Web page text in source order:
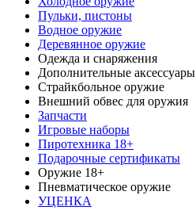
Пульки, пистоны
Водное оружие
Деревянное оружие
Одежда и снаряжения
Дополнительные аксессуары
Страйкбольное оружие
Внешний обвес для оружия
Запчасти
Игровые наборы
Пиротехника 18+
Подарочные сертификаты
Оружие 18+
Пневматическое оружие
УЦЕНКА